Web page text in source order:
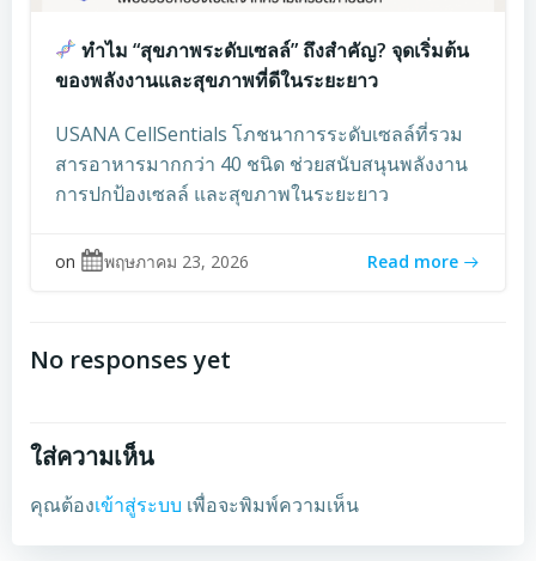
ทำไม “สุขภาพระดับเซลล์” ถึงสำคัญ? จุดเริ่มต้น
ของพลังงานและสุขภาพที่ดีในระยะยาว
USANA CellSentials โภชนาการระดับเซลล์ที่รวม
สารอาหารมากกว่า 40 ชนิด ช่วยสนับสนุนพลังงาน
การปกป้องเซลล์ และสุขภาพในระยะยาว
on พฤษภาคม 23, 2026 Read more
No responses yet
ใส่ความเห็น
คุณต้องเข้าสู่ระบบ เพื่อจะพิมพ์ความเห็น